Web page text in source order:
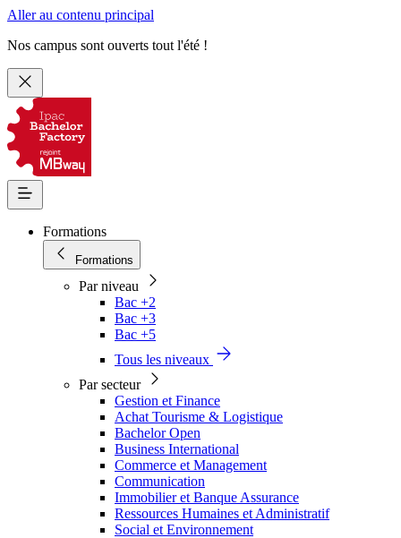
Aller au contenu principal
Nos campus sont ouverts tout l'été !
Formations
Formations
Par niveau
Bac +2
Bac +3
Bac +5
Tous les niveaux
Par secteur
Gestion et Finance
Achat Tourisme & Logistique
Bachelor Open
Business International
Commerce et Management
Communication
Immobilier et Banque Assurance
Ressources Humaines et Administratif
Social et Environnement